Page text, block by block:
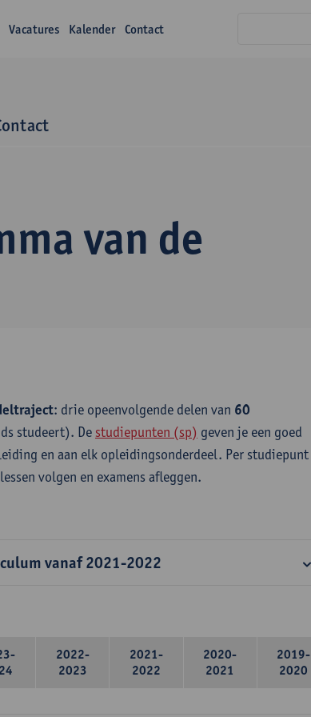
Vacatures Kalender Contact
van de
: drie opeenvolgende delen van 60
studeert). De studiepunten (sp) geven je een goed
en aan elk opleidingsonderdeel. Per studiepunt
volgen en examens afleggen.
vanaf 2021-2022
2022-
2023
2021-
2022
2020-
2021
2019-
2020